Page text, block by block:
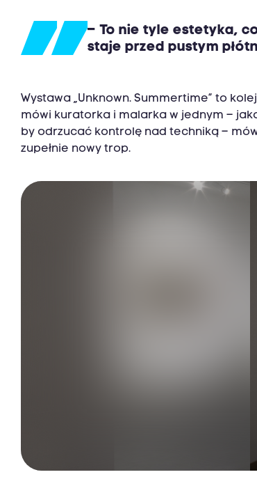
– To nie tyle estetyka,
staje przed pustym
Wystawa „Unknown. Summertime” to
mówi kuratorka i malarka w jednym –
by odrzucać kontrolę nad techniką –
zupełnie nowy trop.